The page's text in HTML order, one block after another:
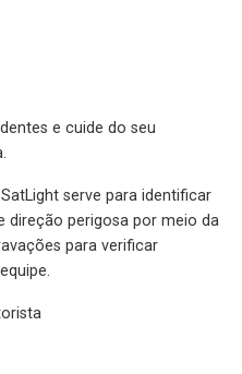
e cuide do seu
serve para identificar
perigosa por meio da
para verificar